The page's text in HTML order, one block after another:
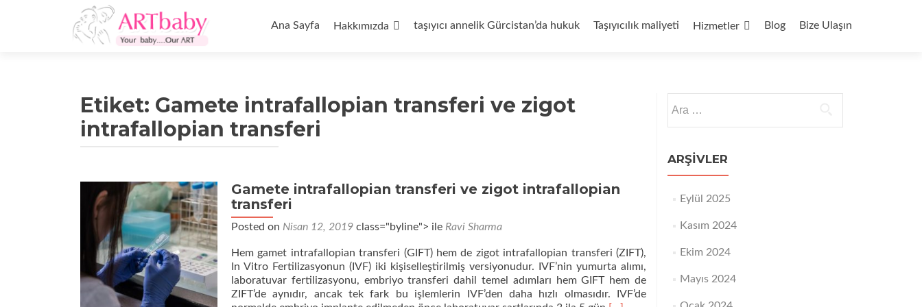
geç
Ana Sayfa Hakkımızda taşıyıcı annelik Gürcistan’da hukuk Taşıyıcılık maliyeti Hizmetler Blog Bize Ulaşın
Etiket: Gamete intrafallopian transferi ve zigot
intrafallopian transferi
Gamete intrafallopian transferi ve zigot intrafallopian
transferi
Posted on Nisan 12, 2019 class="byline"> ile Ravi Sharma
Hem gamet intrafallopian transferi (GIFT) hem de zigot intrafallopian transferi (ZIFT),
In Vitro Fertilizasyonun (IVF) iki kişiselleştirilmiş versiyonudur. IVF’nin yumurta alımı,
laboratuvar fertilizasyonu, embriyo transferi dahil temel adımları hem GIFT hem de
ZIFT’de aynıdır, ancak tek fark bu işlemlerin IVF’den daha hızlı olmasıdır. IVF’de
ARŞIVLER
Eylül 2025
Kasım 2024
Ekim 2024
Mayıs 2024